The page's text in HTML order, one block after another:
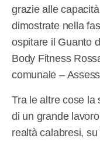
grazie alle
dimostrate nella
ospitare il Guanto
Body Fitness
comunale –
Tra le altre cose la
di un grande
realtà calabresi,